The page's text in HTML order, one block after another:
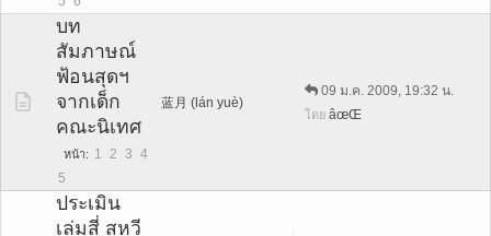
บท
สัมภาษณ์
ฟ้อนสุดฯ
จากเด็ก
คณะนิเทศ
หน้า 1 2 3 4
5
蓝月 (lán yuè)
09 ม.ค. 2009, 19:32 น.
โดย âœŒ
ประเมิน
เล่มสี่ สหวี